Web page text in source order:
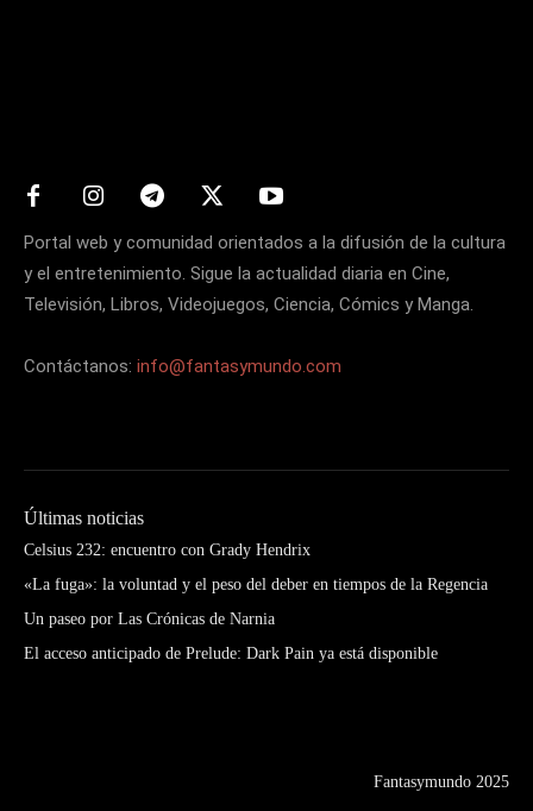
Portal web y comunidad orientados a la difusión de la cultura
y el entretenimiento. Sigue la actualidad diaria en Cine,
Televisión, Libros, Videojuegos, Ciencia, Cómics y Manga.
Contáctanos: info@fantasymundo.com
Últimas noticias
Celsius 232: encuentro con Grady Hendrix
«La fuga»: la voluntad y el peso del deber en tiempos de la Regencia
Un paseo por Las Crónicas de Narnia
El acceso anticipado de Prelude: Dark Pain ya está disponible
Fantasymundo 2025